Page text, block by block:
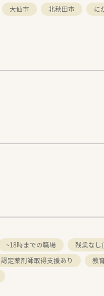
大仙市 北秋田市 に
~18時までの職場 残業なし
認定薬剤師取得支援あり 教